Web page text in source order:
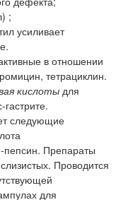
;
усиливает
в отношении
тетрациклин.
кислоты для
следующие
пепсин. Препараты
Проводится
для